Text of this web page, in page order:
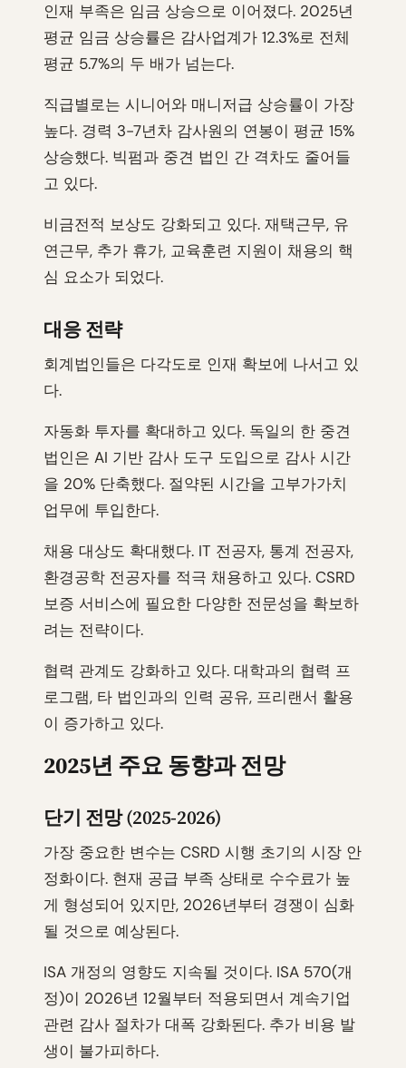
인재 부족은 임금 상승으로 이어졌다. 2025년
평균 임금 상승률은 감사업계가 12.3%로 전체
평균 5.7%의 두 배가 넘는다.
직급별로는 시니어와 매니저급 상승률이 가장
높다. 경력 3-7년차 감사원의 연봉이 평균 15%
상승했다. 빅펌과 중견 법인 간 격차도 줄어들
고 있다.
비금전적 보상도 강화되고 있다. 재택근무, 유
연근무, 추가 휴가, 교육훈련 지원이 채용의 핵
심 요소가 되었다.
대응 전략
회계법인들은 다각도로 인재 확보에 나서고 있
다.
자동화 투자를 확대하고 있다. 독일의 한 중견
법인은 AI 기반 감사 도구 도입으로 감사 시간
을 20% 단축했다. 절약된 시간을 고부가가치
업무에 투입한다.
채용 대상도 확대했다. IT 전공자, 통계 전공자,
환경공학 전공자를 적극 채용하고 있다. CSRD
보증 서비스에 필요한 다양한 전문성을 확보하
려는 전략이다.
협력 관계도 강화하고 있다. 대학과의 협력 프
로그램, 타 법인과의 인력 공유, 프리랜서 활용
이 증가하고 있다.
2025년 주요 동향과 전망
단기 전망 (2025-2026)
가장 중요한 변수는 CSRD 시행 초기의 시장 안
정화이다. 현재 공급 부족 상태로 수수료가 높
게 형성되어 있지만, 2026년부터 경쟁이 심화
될 것으로 예상된다.
ISA 개정의 영향도 지속될 것이다. ISA 570(개
정)이 2026년 12월부터 적용되면서 계속기업
관련 감사 절차가 대폭 강화된다. 추가 비용 발
생이 불가피하다.